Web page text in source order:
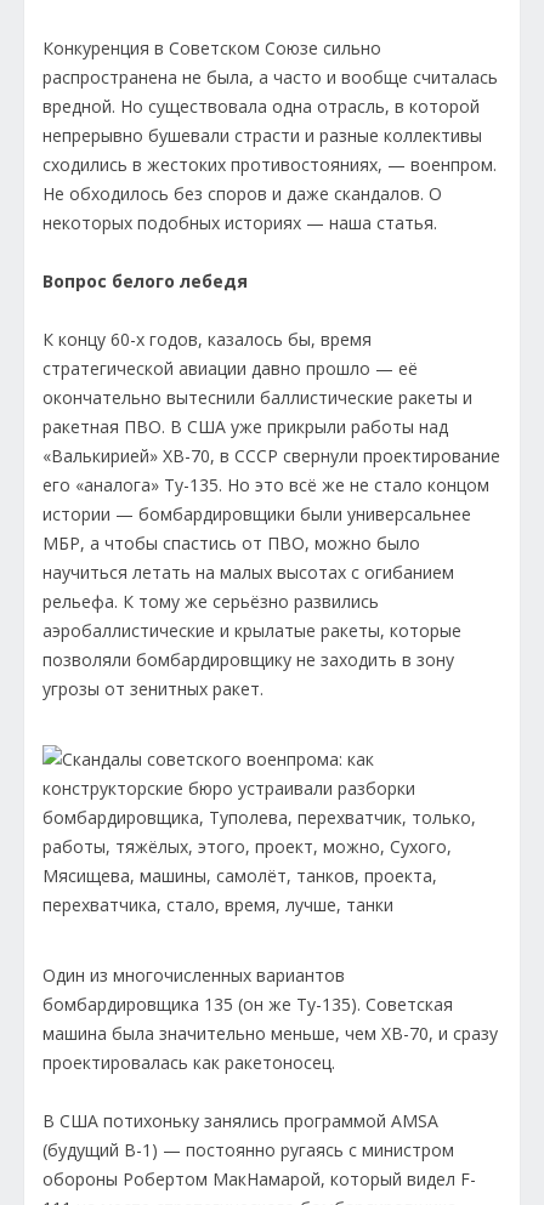
Конкуренция в Советском Союзе сильно
распространена не была, а часто и вообще считалась
вредной. Но существовала одна отрасль, в которой
непрерывно бушевали страсти и разные коллективы
сходились в жестоких противостояниях, — военпром.
Не обходилось без споров и даже скандалов. О
некоторых подобных историях — наша статья.
Вопрос белого лебедя
К концу 60-х годов, казалось бы, время
стратегической авиации давно прошло — её
окончательно вытеснили баллистические ракеты и
ракетная ПВО. В США уже прикрыли работы над
«Валькирией» XB-70, в СССР свернули проектирование
его «аналога» Ту-135. Но это всё же не стало концом
истории — бомбардировщики были универсальнее
МБР, а чтобы спастись от ПВО, можно было
научиться летать на малых высотах с огибанием
рельефа. К тому же серьёзно развились
аэробаллистические и крылатые ракеты, которые
позволяли бомбардировщику не заходить в зону
угрозы от зенитных ракет.
Один из многочисленных вариантов
бомбардировщика 135 (он же Ту-135). Советская
машина была значительно меньше, чем ХВ-70, и сразу
проектировалась как ракетоносец.
В США потихоньку занялись программой AMSA
(будущий В-1) — постоянно ругаясь с министром
обороны Робертом МакНамарой, который видел F-